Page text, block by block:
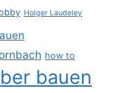
Holger Laudeley
how to
bauen